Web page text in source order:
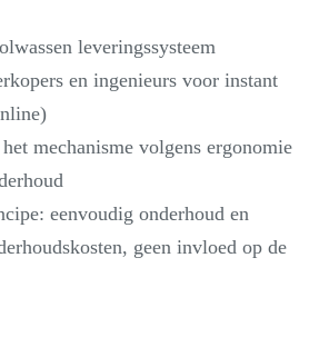
leveringssysteem
en ingenieurs voor instant
mechanisme volgens ergonomie
eenvoudig onderhoud en
geen invloed op de